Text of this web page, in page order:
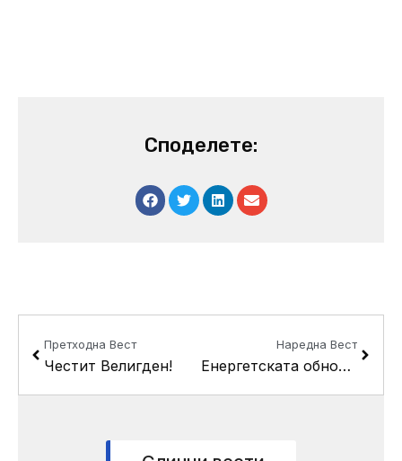
Споделете:
Претходна Вест
Честит Велигден!
Наредна Вест
Енергетската обнова на ОУ “Партенија Зографски” од Кисела Вода наградена со престижната награда на Енерџи глоуб